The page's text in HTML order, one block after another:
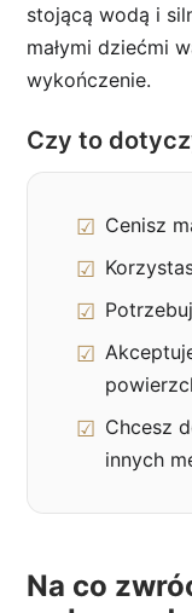
stojącą wodą i
małymi dziećmi
wykończenie.
Czy to
Cenisz
Chcesz
innych
Na co